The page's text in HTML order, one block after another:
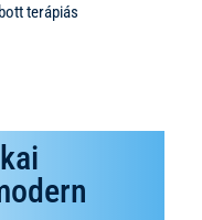
terápiás